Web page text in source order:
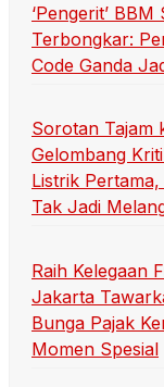
‘Pengerit’ BBM
Terbongkar:
Code Ganda
Sorotan Tajam
Gelombang
Listrik
Tak Jadi
Raih Kelegaan
Jakarta
Bunga Pajak
Momen Spesial